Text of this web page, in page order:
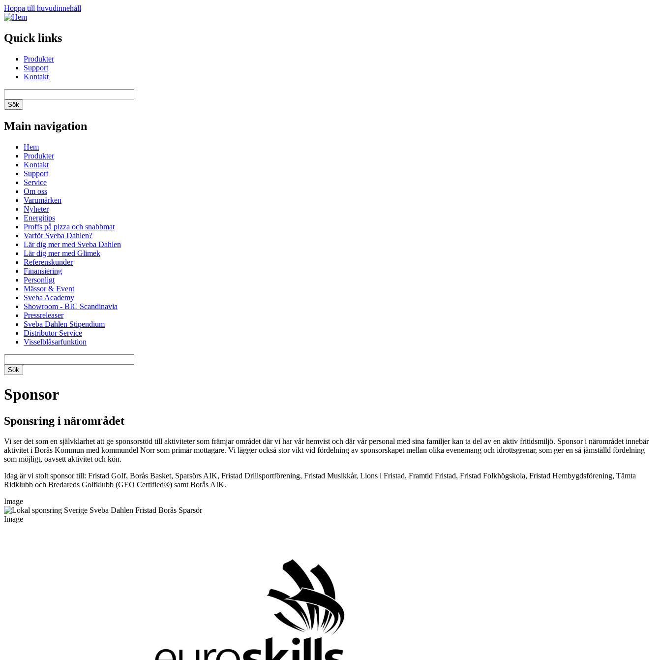
Hoppa till huvudinnehåll
Quick links
Produkter
Support
Kontakt
Main navigation
Hem
Produkter
Kontakt
Support
Service
Om oss
Varumärken
Nyheter
Energitips
Proffs på pizza och snabbmat
Varför Sveba Dahlen?
Lär dig mer med Sveba Dahlen
Lär dig mer med Glimek
Referenskunder
Finansiering
Personligt
Mässor & Event
Sveba Academy
Showroom - BIC Scandinavia
Pressreleaser
Sveba Dahlen Stipendium
Distributor Service
Visselblåsarfunktion
Sponsor
Sponsring i närområdet
Vi ser det som en självklarhet att ge sponsorstöd till aktiviteter som främjar området där vi har vår hemvist och där vår personal med sina familjer kan ta del av en aktiv fritidsmiljö. Sponsor i närområdet innebär
aktivitet i Borås Kommun med kommundel Norr som primär mottagare. Vi lägger också stor vikt vid fördelning av sponsorskapet mellan olika evenemang och idrottsgrenar, som ger en så jämställd fördelning
som möjligt, oavsett aktivitet och kön.
Idag är vi stolt sponsor till: Fristad GoIf, Borås Basket, Sparsörs AIK, Fristad Drillsportförening, Fristad Musikkår, Lions i Fristad, Framtid Fristad, Fristad Folkhögskola, Fristad Hembygdsförening, Tämta
Ridklubb och Bredareds Golfklubb (GEO Certified®) samt Borås AIK.
Image
Image